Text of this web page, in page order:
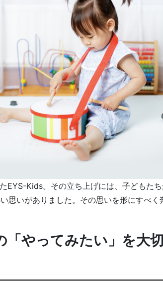
EYS-Kids。その立ち上げには、子どもた
思いがありました。その思いを形にすべく
「やってみたい」を大